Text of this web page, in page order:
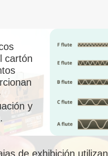
cartón
y
de exhibición utilizan